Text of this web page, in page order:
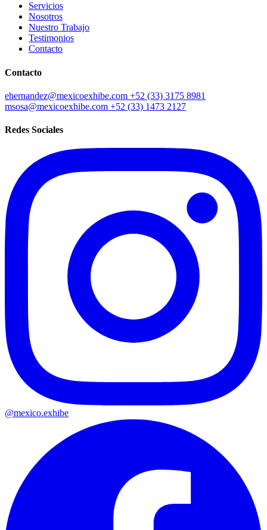
Servicios
Nosotros
Nuestro Trabajo
Testimonios
Contacto
Contacto
ehernandez@mexicoexhibe.com +52 (33) 3175 8981
msosa@mexicoexhibe.com +52 (33) 1473 2127
Redes Sociales
@mexico.exhibe